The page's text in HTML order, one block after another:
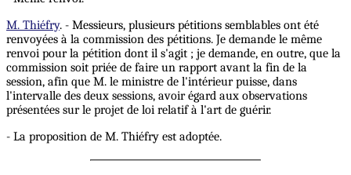
M. Thiéfry. - Messieurs, plusieurs pétitions semblables ont été
renvoyées à la commission des pétitions. Je demande le même
renvoi pour la pétition dont il s'agit ; je demande, en outre, que la
commission soit priée de faire un rapport avant la fin de la
session, afin que M. le ministre de l'intérieur puisse, dans
l'intervalle des deux sessions, avoir égard aux observations
présentées sur le projet de loi relatif à l'art de guérir.
- La proposition de M. Thiéfry est adoptée.